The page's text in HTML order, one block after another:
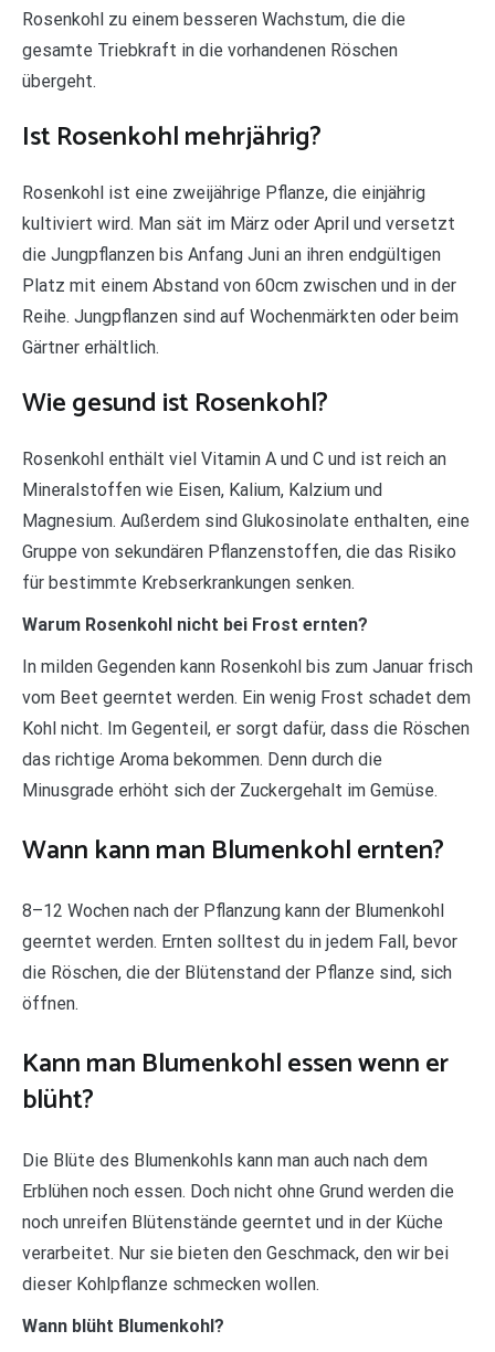
Rosenkohl zu einem besseren Wachstum, die die
gesamte Triebkraft in die vorhandenen Röschen
übergeht.
Ist Rosenkohl mehrjährig?
Rosenkohl ist eine zweijährige Pflanze, die einjährig
kultiviert wird. Man sät im März oder April und versetzt
die Jungpflanzen bis Anfang Juni an ihren endgültigen
Platz mit einem Abstand von 60cm zwischen und in der
Reihe. Jungpflanzen sind auf Wochenmärkten oder beim
Gärtner erhältlich.
Wie gesund ist Rosenkohl?
Rosenkohl enthält viel Vitamin A und C und ist reich an
Mineralstoffen wie Eisen, Kalium, Kalzium und
Magnesium. Außerdem sind Glukosinolate enthalten, eine
Gruppe von sekundären Pflanzenstoffen, die das Risiko
für bestimmte Krebserkrankungen senken.
Warum Rosenkohl nicht bei Frost ernten?
In milden Gegenden kann Rosenkohl bis zum Januar frisch
vom Beet geerntet werden. Ein wenig Frost schadet dem
Kohl nicht. Im Gegenteil, er sorgt dafür, dass die Röschen
das richtige Aroma bekommen. Denn durch die
Minusgrade erhöht sich der Zuckergehalt im Gemüse.
Wann kann man Blumenkohl ernten?
8–12 Wochen nach der Pflanzung kann der Blumenkohl
geerntet werden. Ernten solltest du in jedem Fall, bevor
die Röschen, die der Blütenstand der Pflanze sind, sich
öffnen.
Kann man Blumenkohl essen wenn er
blüht?
Die Blüte des Blumenkohls kann man auch nach dem
Erblühen noch essen. Doch nicht ohne Grund werden die
noch unreifen Blütenstände geerntet und in der Küche
verarbeitet. Nur sie bieten den Geschmack, den wir bei
dieser Kohlpflanze schmecken wollen.
Wann blüht Blumenkohl?